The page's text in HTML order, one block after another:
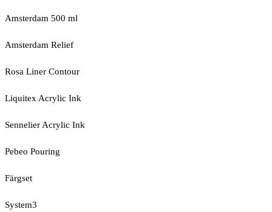
Amsterdam 500 ml
Amsterdam Relief
Rosa Liner Contour
Liquitex Acrylic Ink
Sennelier Acrylic Ink
Pebeo Pouring
Färgset
System3